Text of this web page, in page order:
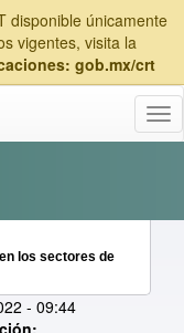
disponible únicamente
vigentes, visita la
gob.mx/crt
los sectores de
- 09:44